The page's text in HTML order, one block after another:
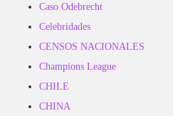
Caso Odebrecht
Celebridades
CENSOS NACIONALES
Champions League
CHILE
CHINA